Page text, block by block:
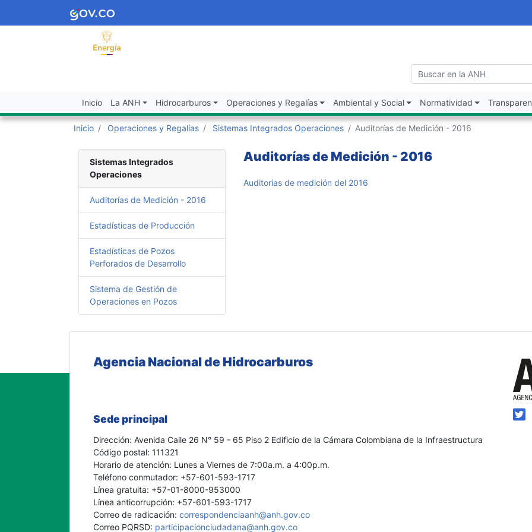
Inicio La ANH Hidrocarburos Operaciones y Regalías Ambiental y Social Normatividad
Inicio Operaciones y Regalías Sistemas Integrados Operaciones Auditorías de Medición - 2016
Sistemas Integrados
Operaciones
Auditorías de Medición - 2016
Estadísticas de Producción
Estadísticas de Pozos
Perforados de Desarrollo
Sistema de Gestión de
Operaciones en Pozos
Auditorías de Medición - 2016
Auditorias de medición del 2016
Agencia Nacional de Hidrocarburos
Sede principal
Dirección: Avenida Calle 26 N° 59 - 65 Piso 2 Edificio de la Cámara Colombiana de la Infraestructura
Código postal: 111321
Horario de atención: Lunes a Viernes de 7:00a.m. a 4:00p.m.
Teléfono conmutador: +57-601-593-1717
Línea gratuita: +57-01-8000-953000
Línea anticorrupción: +57-601-593-1717
Correo de radicación: correspondenciaanh@anh.gov.co
Correo PQRSD: participacionciudadana@anh.gov.co